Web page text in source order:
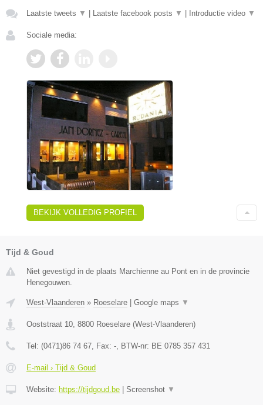
Laatste tweets ▼ Laatste facebook posts ▼ Introductie video ▼
Sociale media:
BEKIJK VOLLEDIG PROFIEL
Tijd & Goud
Niet gevestigd in de plaats Marchienne au Pont en in de provincie
Henegouwen.
West-Vlaanderen » Roeselare | Google maps ▼
Ooststraat 10 8800 Roeselare (West-Vlaanderen)
Tel: (0471)86 74 67 , Fax: - , BTW-nr: BE 0785 357 431
E-mail › Tijd & Goud
Website: https://tijdgoud.be | Screenshot ▼